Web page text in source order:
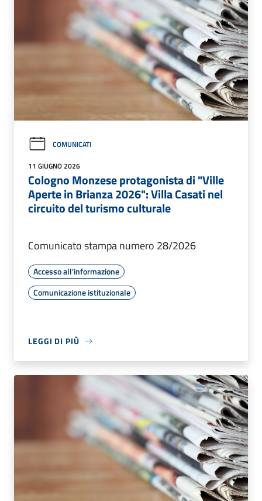
COMUNICATI
11 GIUGNO 2026
Cologno Monzese protagonista di "Ville
Aperte in Brianza 2026": Villa Casati nel
circuito del turismo culturale
Comunicato stampa numero 28/2026
Accesso all'informazione
Comunicazione istituzionale
LEGGI DI PIÙ